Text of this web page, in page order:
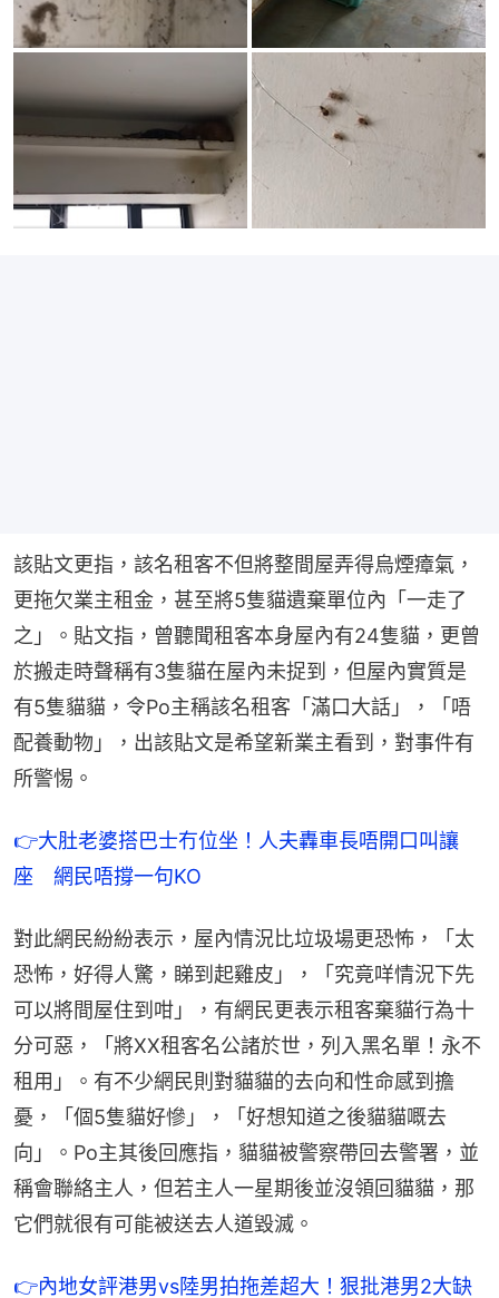
該貼文更指，該名租客不但將整間屋弄得烏煙瘴氣，
更拖欠業主租金，甚至將5隻貓遺棄單位內「一走了
之」。貼文指，曾聽聞租客本身屋內有24隻貓，更曾
於搬走時聲稱有3隻貓在屋內未捉到，但屋內實質是
有5隻貓貓，令Po主稱該名租客「滿口大話」，「唔
配養動物」，出該貼文是希望新業主看到，對事件有
所警惕。
👉大肚老婆搭巴士冇位坐！人夫轟車長唔開口叫讓
座　網民唔撐一句KO
對此網民紛紛表示，屋內情況比垃圾場更恐怖，「太
恐怖，好得人驚，睇到起雞皮」，「究竟咩情況下先
可以將間屋住到咁」，有網民更表示租客棄貓行為十
分可惡，「將XX租客名公諸於世，列入黑名單！永不
租用」。有不少網民則對貓貓的去向和性命感到擔
憂，「個5隻貓好慘」，「好想知道之後貓貓嘅去
向」。Po主其後回應指，貓貓被警察帶回去警署，並
稱會聯絡主人，但若主人一星期後並沒領回貓貓，那
它們就很有可能被送去人道毀滅。
👉內地女評港男vs陸男拍拖差超大！狠批港男2大缺